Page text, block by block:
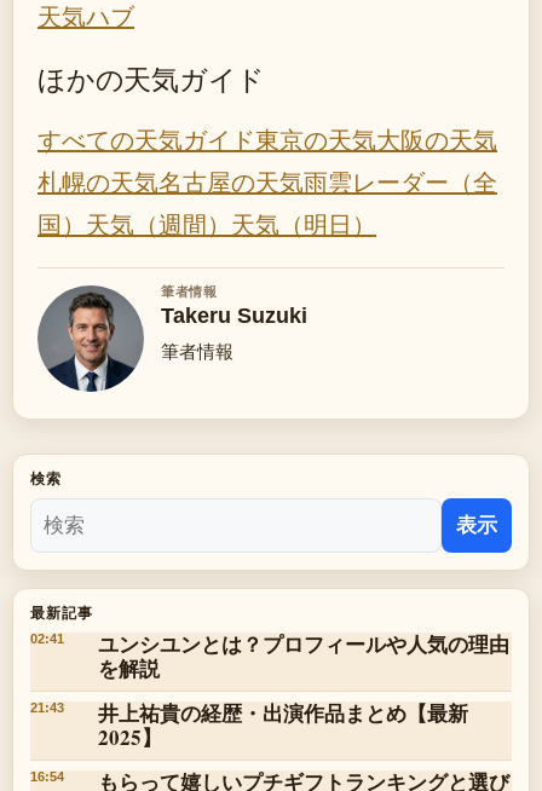
天気ハブ
ほかの天気ガイド
すべての天気ガイド東京の天気大阪の天気
札幌の天気名古屋の天気雨雲レーダー（全
国） 天気（週間） 天気（明日）
筆者情報
Takeru Suzuki
筆者情報
検索
表示
最新記事
02:41
ユンシユンとは？プロフィールや人気の理由
を解説
21:43
井上祐貴の経歴・出演作品まとめ【最新
2025】
16:54 もらって嬉しいプチギフトランキングと選び